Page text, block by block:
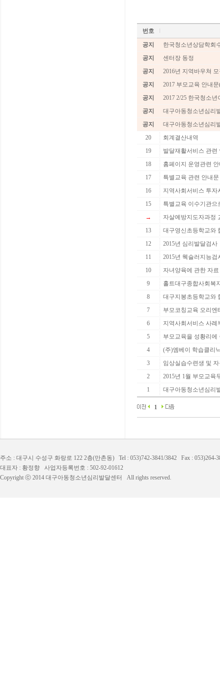
번호
공지
한국청소년상담학회
공지
센터장 동정
공지
2016년 지역바우쳐
공지
2017 부모교육 안내
공지
2017 2/25 한국청소
공지
대구아동청소년심리
공지
대구아동청소년심리
20
회계결산내역
19
발달재활서비스 관련
18
홈페이지 운영관련
17
특별교육 관련 안내문
16
지역사회서비스 투자
15
특별교육 이수기관으
→
자살예방지도자과정
13
대구영신초등학교와
12
2015년 심리발달검사
11
2015년 웩슬러지능검
10
자녀양육에 관한 자료
9
홀트대구종합사회복
8
대구지봉초등학교와
7
부모코칭교육 오리엔
6
지역사회서비스 사례
5
부모교육을 성황리에
4
(주)엠베이 학습클리
3
임상실습수련생 및
2
2015년 1월 부모교육
1
대구아동청소년심리
1
주소 : 대구시 수성구 화랑로 122 2층(만촌동) Tel : 053)742-3841/3842 Fax :
대표자 : 황정향 사업자등록번호 : 502-92-01612
Copyright ⓒ 2014 대구아동청소년심리발달센터 All rights reserved.